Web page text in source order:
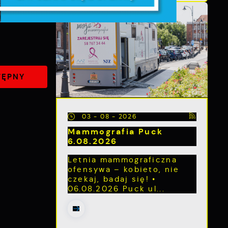
03 - 08 - 2026
Mammografia Puck
6.08.2026
Letnia mammograficzna
ofensywa – kobieto, nie
czekaj, badaj się! •
06.08.2026 Puck ul...